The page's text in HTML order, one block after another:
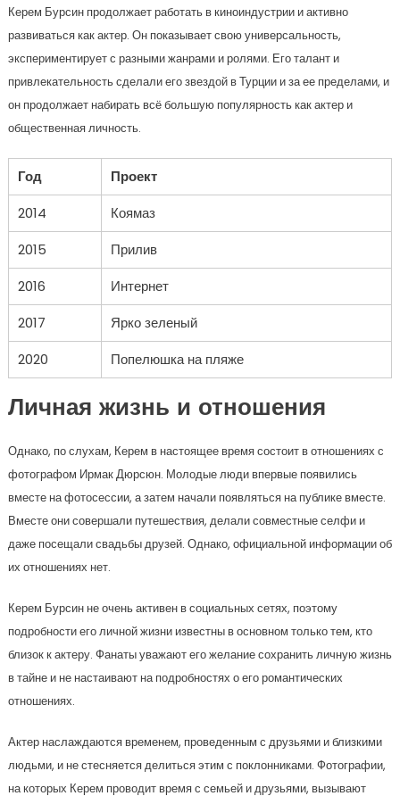
Керем Бурсин продолжает работать в киноиндустрии и активно
развиваться как актер. Он показывает свою универсальность,
экспериментирует с разными жанрами и ролями. Его талант и
привлекательность сделали его звездой в Турции и за ее пределами, и
он продолжает набирать всё большую популярность как актер и
общественная личность.
Год
Проект
2014
Коямаз
2015
Прилив
2016
Интернет
2017
Ярко зеленый
2020
Попелюшка на пляже
Личная жизнь и отношения
Однако, по слухам, Керем в настоящее время состоит в отношениях с
фотографом Ирмак Дюрсюн. Молодые люди впервые появились
вместе на фотосессии, а затем начали появляться на публике вместе.
Вместе они совершали путешествия, делали совместные селфи и
даже посещали свадьбы друзей. Однако, официальной информации об
их отношениях нет.
Керем Бурсин не очень активен в социальных сетях, поэтому
подробности его личной жизни известны в основном только тем, кто
близок к актеру. Фанаты уважают его желание сохранить личную жизнь
в тайне и не настаивают на подробностях о его романтических
отношениях.
Актер наслаждаются временем, проведенным с друзьями и близкими
людьми, и не стесняется делиться этим с поклонниками. Фотографии,
на которых Керем проводит время с семьей и друзьями, вызывают